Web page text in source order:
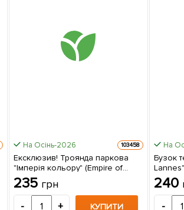
На Осінь-2026 103458
Ексклюзив! Троянда паркова
"Імперія кольору" (Empire of
color) (саджанець класу АА+)
вищий сорт 1 саджанець в
упаковці
235 грн
- + КУПИТИ
На
Бузок
240
-